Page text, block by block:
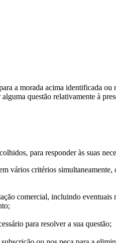
a morada acima identificada
questão relativamente à
para responder às suas
vários critérios
comercial, incluindo
para resolver a sua questão;